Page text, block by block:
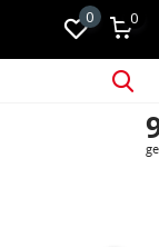
0 0